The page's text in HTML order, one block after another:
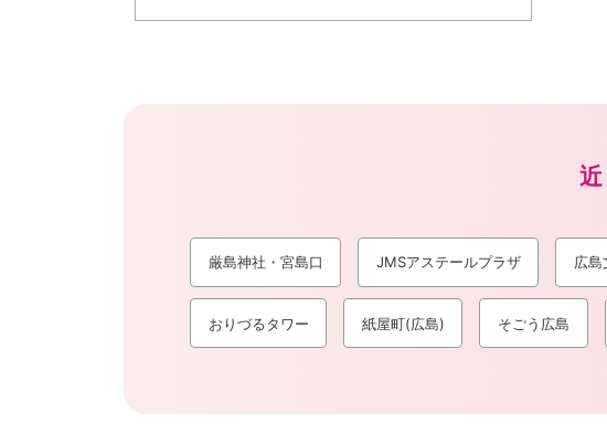
厳島神社・宮島口 JMSアステールプラザ 広島
おりづるタワー 紙屋町(広島) そごう広島